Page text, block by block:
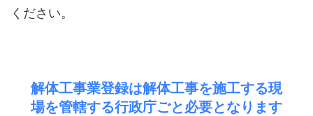
ください。
解体工事業登録は解体工事を施工する現
場を管轄する行政庁ごと必要となります